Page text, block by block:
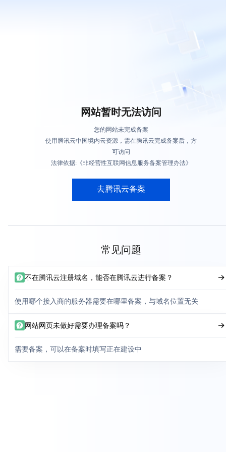
网站暂时无法访问
您的网站未完成备案
使用腾讯云中国境内云资源，需在腾讯云完成备案后，方
可访问
法律依据:《非经营性互联网信息服务备案管理办法》
去腾讯云备案
常见问题
不在腾讯云注册域名，能否在腾讯云进行备案？
使用哪个接入商的服务器需要在哪里备案，与域名位置无关
网站网页未做好需要办理备案吗？
需要备案，可以在备案时填写正在建设中